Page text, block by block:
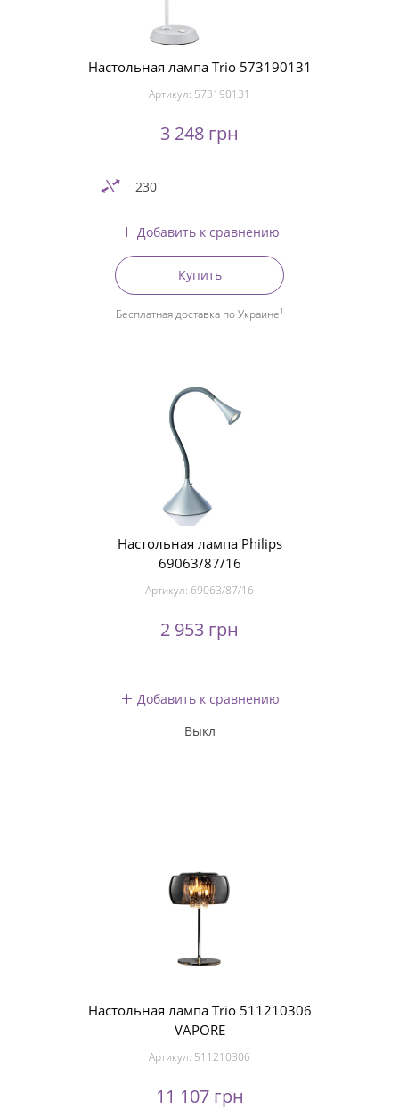
Настольная лампа Trio 573190131
Артикул: 573190131
3 248 грн
230
Добавить к сравнению
Купить
Бесплатная доставка по Украине1
Настольная лампа Philips
69063/87/16
Артикул: 69063/87/16
2 953 грн
Добавить к сравнению
Выкл
Настольная лампа Trio 511210306
VAPORE
Артикул: 511210306
11 107 грн